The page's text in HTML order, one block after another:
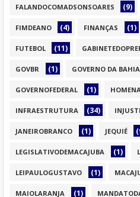
FALANDOCOMADSONSOARES (9)
FIMDEANO (4) FINANÇAS (1)
FUTEBOL (11)
GOVBR (1) GOVERNO DA BAHIA
GOVERNOFEDERAL (1)
INFRAESTRUTURA (34)
JANEIROBRANCO (1) JEQUIÉ
LEGISLATIVODEMACAJUBA (1)
LEIPAULOGUSTAVO (1)
MAIOLARANJA (1)